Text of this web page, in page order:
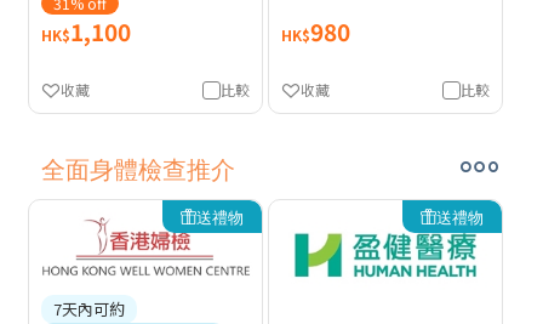
HK$1,100
比較
收藏
HK$980
比較
收藏
全面身體檢查推介
送禮物
7天內可約
送禮物